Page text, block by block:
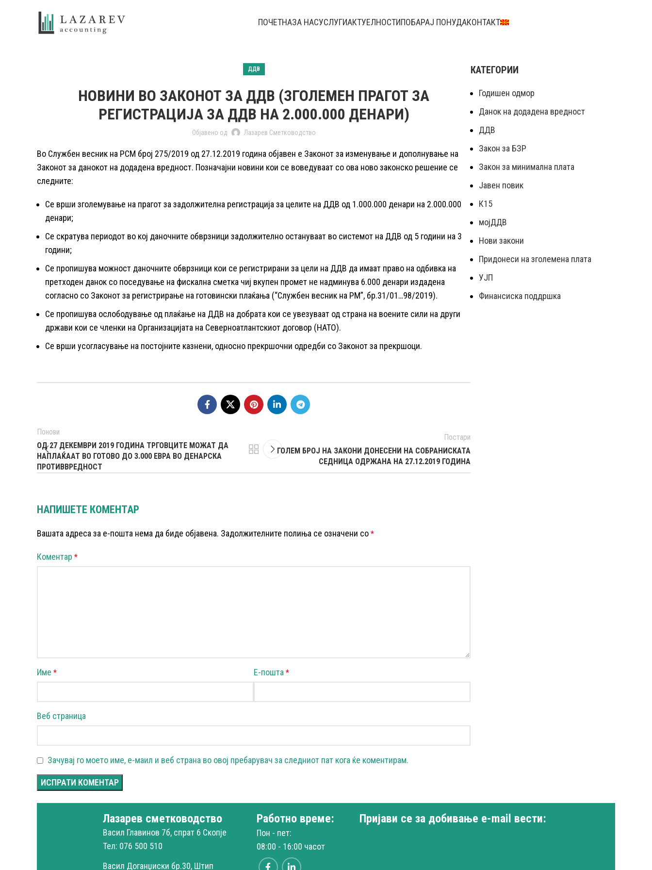
ПОЧЕТНАЗА НАСУСЛУГИАКТУЕЛНОСТИПОБАРАЈ ПОНУДАКОНТАКТ
ДДВ
НОВИНИ ВО ЗАКОНОТ ЗА ДДВ (ЗГОЛЕМЕН ПРАГОТ ЗА
РЕГИСТРАЦИЈА ЗА ДДВ НА 2.000.000 ДЕНАРИ)
Објавено од Лазарев Сметководство
Во Службен весник на РСМ број 275/2019 од 27.12.2019 година објавен е Законот за изменување и дополнување на
Законот за данокот на додадена вредност. Позначајни новини кои се воведуваат со ова ново законско решение се
следните:
Се врши зголемување на прагот за задолжителна регистрација за целите на ДДВ од 1.000.000 денари на 2.000.000
денари;
Се скратува периодот во кој даночните обврзници задолжително остануваат во системот на ДДВ од 5 години на 3
години;
Се пропишува можност даночните обврзници кои се регистрирани за цели на ДДВ да имаат право на одбивка на
претходен данок со поседување на фискална сметка чиј вкупен промет не надминува 6.000 денари издадена
согласно со Законот за регистрирање на готовински плаќања (“Службен весник на РМ”, бр.31/01…98/2019).
Се пропишува ослободување од плаќање на ДДВ на добрата кои се увезуваат од страна на воените сили на други
држави кои се членки на Организацијата на Северноатлантскиот договор (НАТО).
Се врши усогласување на постојните казнени, односно прекршочни одредби со Законот за прекршоци.
Понови
ОД 27 ДЕКЕМВРИ 2019 ГОДИНА ТРГОВЦИТЕ МОЖАТ ДА
НАПЛАЌААТ ВО ГОТОВО ДО 3.000 ЕВРА ВО ДЕНАРСКА
ПРОТИВВРЕДНОСТ
Постари
ГОЛЕМ БРОЈ НА ЗАКОНИ ДОНЕСЕНИ НА СОБРАНИСКАТА
СЕДНИЦА ОДРЖАНА НА 27.12.2019 ГОДИНА
НАПИШЕТЕ КОМЕНТАР
Вашата адреса за е-пошта нема да биде објавена. Задолжителните полиња се означени со *
Коментар *
Име * Е-пошта *
Веб страница
Зачувај го моето име, е-маил и веб страна во овој пребарувач за следниот пат кога ќе коментирам.
КАТЕГОРИИ
Годишен одмор
Данок на додадена вредност
ДДВ
Закон за БЗР
Закон за минимална плата
Јавен повик
К15
мојДДВ
Нови закони
Придонеси на зголемена плата
УЈП
Финансиска поддршка
Лазарев сметководство
Васил Главинов 7б, спрат 6 Скопје
Тел: 076 500 510
Васил Доганџиски бр.30, Штип
Работно време:
Пон - пет:
08:00 - 16:00 часот
Пријави се за добивање e-mail вести: